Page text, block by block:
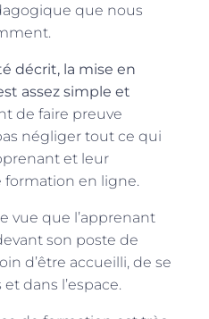
que nous
décrit, la mise en
assez simple et
de faire preuve
négliger tout ce qui
et leur
formation en ligne.
vue que l’apprenant
son poste de
d’être accueilli, de se
dans l’espace.